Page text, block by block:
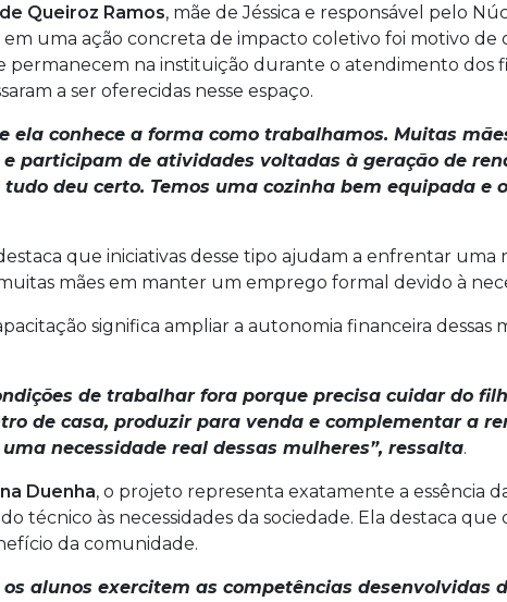
Queiroz Ramos, mãe de Jéssica e responsável pelo
uma ação concreta de impacto coletivo foi motivo
permanecem na instituição durante o atendimento dos
a ser oferecidas nesse espaço.
ela conhece a forma como trabalhamos. Muitas
participam de atividades voltadas à geração de
deu certo. Temos uma cozinha bem equipada
que iniciativas desse tipo ajudam a enfrentar
mães em manter um emprego formal devido à
significa ampliar a autonomia financeira dessas
de trabalhar fora porque precisa cuidar do
de casa, produzir para venda e complementar a
necessidade real dessas mulheres”, ressalta.
Duenha, o projeto representa exatamente a essência
técnico às necessidades da sociedade. Ela destaca
da comunidade.
alunos exercitem as competências desenvolvidas